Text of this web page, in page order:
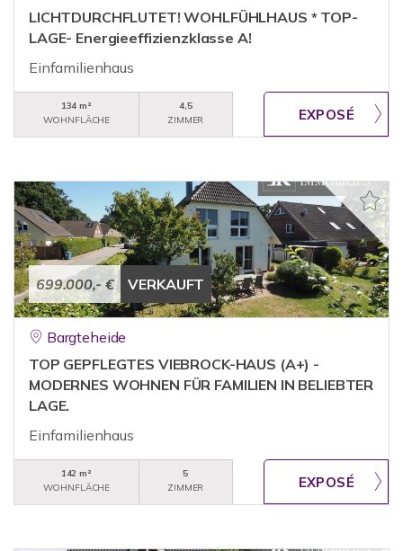
LICHTDURCHFLUTET! WOHLFÜHLHAUS * TOP-
LAGE- Energieeffizienzklasse A!
Einfamilienhaus
134 m²
WOHNFLÄCHE
4,5
ZIMMER
699.000,- € VERKAUFT
Bargteheide
TOP GEPFLEGTES VIEBROCK-HAUS (A+) -
MODERNES WOHNEN FÜR FAMILIEN IN BELIEBTER
LAGE.
Einfamilienhaus
142 m²
WOHNFLÄCHE
5
ZIMMER